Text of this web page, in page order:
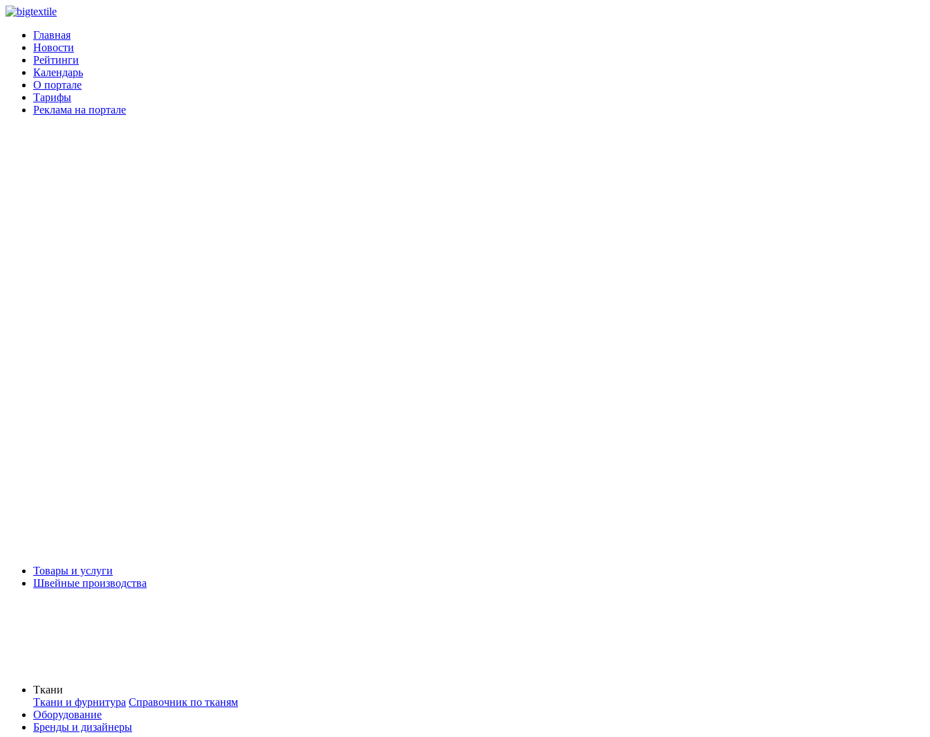
Главная
Новости
Рейтинги
Календарь
О портале
Тарифы
Реклама на портале
Товары и услуги
Швейные производства
Ткани
Ткани и фурнитура Справочник по тканям
Оборудование
Бренды и дизайнеры